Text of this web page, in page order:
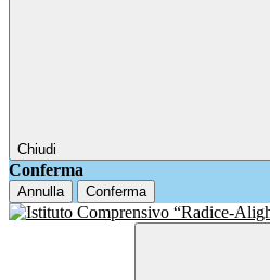
Chiudi
Conferma
Annulla Conferma